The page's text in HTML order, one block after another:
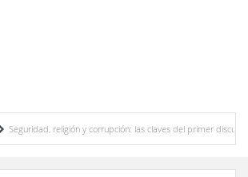
y corrupción: las claves del primer discurso de De la